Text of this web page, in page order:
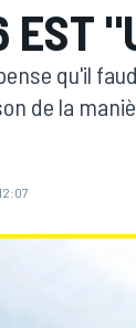
EST
qu'il
de la